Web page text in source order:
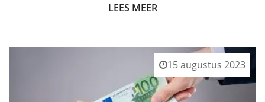
LEES MEER
15 augustus 2023